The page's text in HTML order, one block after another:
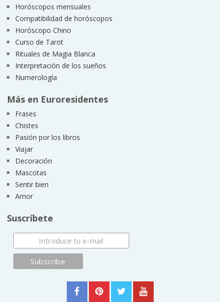
Horóscopos mensuales
Compatibilidad de horóscopos
Horóscopo Chino
Curso de Tarot
Rituales de Magia Blanca
Interpretación de los sueños
Numerología
Más en Euroresidentes
Frases
Chistes
Pasión por los libros
Viajar
Decoración
Mascotas
Sentir bien
Amor
Suscríbete